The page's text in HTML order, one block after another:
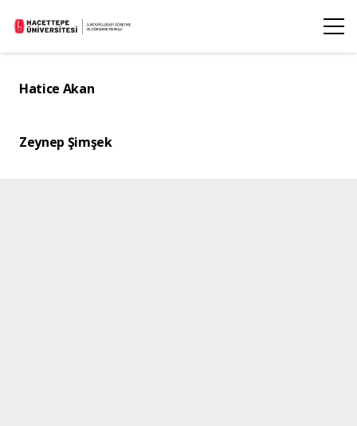
Hatice Akan
Zeynep Şimşek